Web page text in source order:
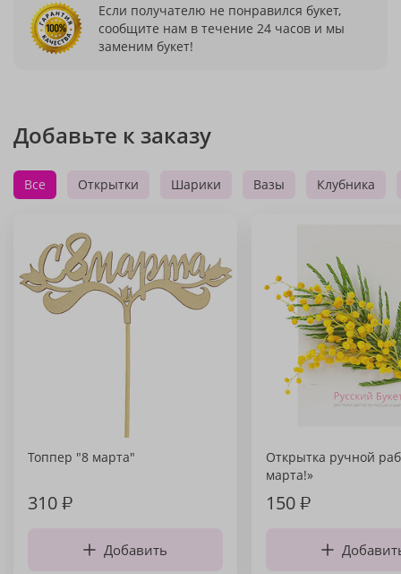
Если получателю не понравился букет,
сообщите нам в течение 24 часов и мы
заменим букет!
Добавьте к заказу
Все Открытки Шарики Вазы Клубника
Топпер "8 марта"
310₽
Добавить
Открытка ручной
марта!»
150₽